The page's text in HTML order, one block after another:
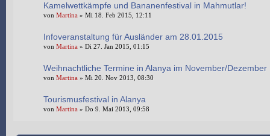
Kamelwettkämpfe und Bananenfestival in Mahmutlar!
von Martina » Mi 18. Feb 2015, 12:11
Infoveranstaltung für Ausländer am 28.01.2015
von Martina » Di 27. Jan 2015, 01:15
Weihnachtliche Termine in Alanya im November/Dezember
von Martina » Mi 20. Nov 2013, 08:30
Tourismusfestival in Alanya
von Martina » Do 9. Mai 2013, 09:58